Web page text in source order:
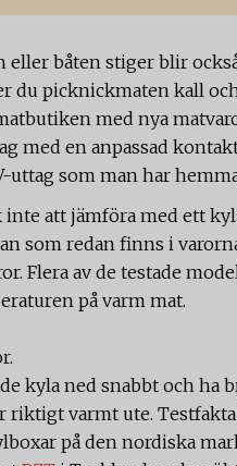
eller båten stiger blir
du picknickmaten kall
med nya
med en anpassad
uttag som man har
att jämföra med ett
som redan finns i
Flera av de testade
på varm mat.
kyla ned snabbt och ha
riktigt varmt ute.
på den nordiska